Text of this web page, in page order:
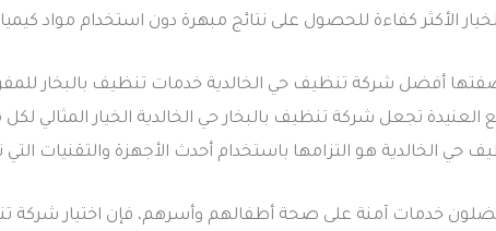
الأكثر كفاءة للحصول على نتائج مبهرة دون استخدام مواد
أفضل شركة تنظيف حي الخالدية خدمات تنظيف بالبخار
العنيدة تجعل شركة تنظيف بالبخار حي الخالدية الخيار
حي الخالدية هو التزامها باستخدام أحدث الأجهزة والتقنيات
خدمات آمنة على صحة أطفالهم وأسرهم، فإن اختيار شركة